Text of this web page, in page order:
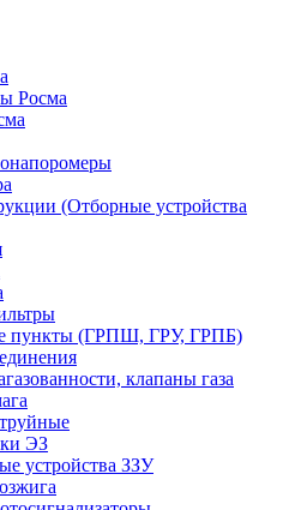
Росма
(Отборные устройства
пункты (ГРПШ, ГРУ, ГРПБ)
клапаны газа
ЭЗ
устройства ЗЗУ